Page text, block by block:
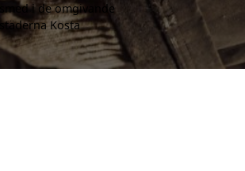
smed i de omgivande
städerna Kosta